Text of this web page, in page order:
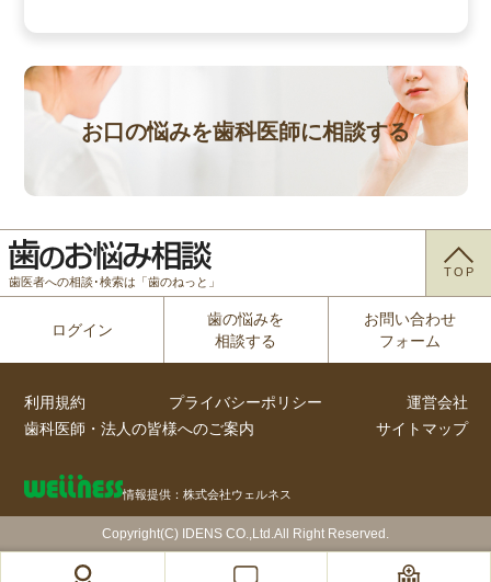
お口の悩みを歯科医師に相談する
歯医者への相談･検索は「歯のねっと」
TOP
ログイン
歯の悩みを
相談する
お問い合わせ
フォーム
利用規約 プライバシーポリシー
運営会社
歯科医師・法人の皆様へのご案内
サイトマップ
情報提供：株式会社ウェルネス
Copyright(C) IDENS CO.,Ltd.All Right Reserved.